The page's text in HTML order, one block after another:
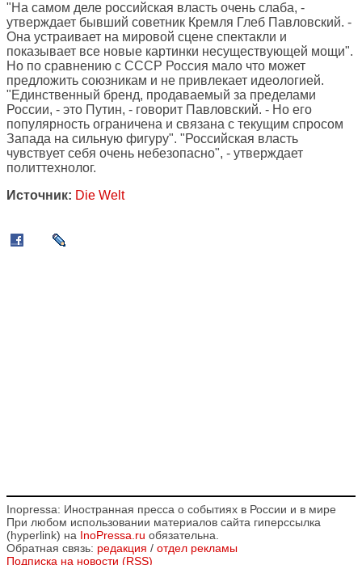
"На самом деле российская власть очень слаба, -
утверждает бывший советник Кремля Глеб Павловский. -
Она устраивает на мировой сцене спектакли и
показывает все новые картинки несуществующей мощи".
Но по сравнению с СССР Россия мало что может
предложить союзникам и не привлекает идеологией.
"Единственный бренд, продаваемый за пределами
России, - это Путин, - говорит Павловский. - Но его
популярность ограничена и связана с текущим спросом
Запада на сильную фигуру". "Российская власть
чувствует себя очень небезопасно", - утверждает
политтехнолог.
Источник: Die Welt
Inopressa: Иностранная пресса о событиях в России и в мире
При любом использовании материалов сайта гиперссылка
(hyperlink) на InoPressa.ru обязательна.
Обратная связь: редакция / отдел рекламы
Подписка на новости (RSS)